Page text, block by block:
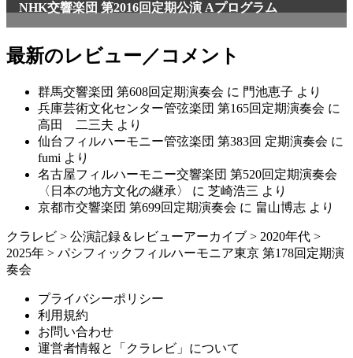
NHK交響楽団 第2016回定期公演 Aプログラム
最新のレビュー／コメント
群馬交響楽団 第608回定期演奏会 に 門池恵子 より
兵庫芸術文化センター管弦楽団 第165回定期演奏会 に
高田 二三夫 より
仙台フィルハーモニー管弦楽団 第383回 定期演奏会 に
fumi より
名古屋フィルハーモニー交響楽団 第520回定期演奏会
〈日本の地方文化の継承〉
に 芝崎浩三 より
京都市交響楽団 第699回定期演奏会 に 畠山博志 より
クラレビ > 公演記録＆レビューアーカイブ > 2020年代 >
2025年 > パシフィックフィルハーモニア東京 第178回定期演
奏会
プライバシーポリシー
利用規約
お問い合わせ
運営者情報と「クラレビ」について